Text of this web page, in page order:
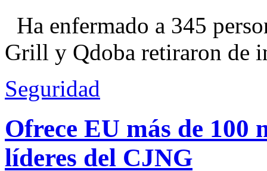
Ha enfermado a 345
Grill y Qdoba retiraron de
Seguridad
Ofrece EU más de 100
líderes del CJNG